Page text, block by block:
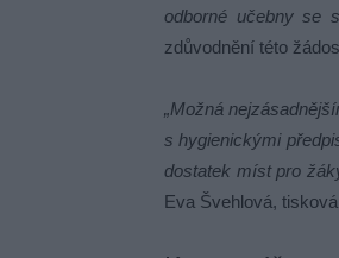
odborné učebny se
zdůvodnění této
„Možná
s hygienickými
dostatek míst pro
Eva Švehlová,